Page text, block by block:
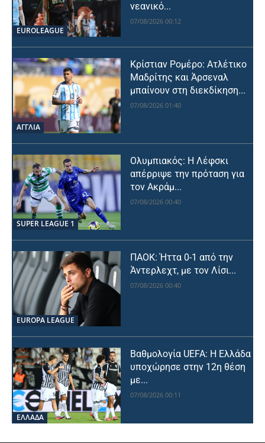
EUROLEAGUE
νεανικό...
07/08/2026 00:12
ΑΓΓΛΙΑ
Κρίστιαν Ρομέρο: Ατλέτικο
Μαδρίτης και Άρσεναλ
μπαίνουν στη διεκδίκηση...
07/08/2026 01:40
SUPER LEAGUE 1
Ολυμπιακός: Η Λέφσκι
απέρριψε την πρόταση για
τον Ακράμ...
07/08/2026 00:40
EUROPA LEAGUE
ΠΑΟΚ: Ήττα 0-1 από την
Άντερλεχτ, με τον Λίσι...
07/08/2026 00:40
ΕΛΛΑΔΑ
Βαθμολογία UEFA: Η Ελλάδα
υποχώρησε στην 12η θέση
με...
07/08/2026 00:11